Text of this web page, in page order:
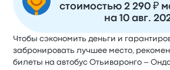
стоимостью 2 290 ₽
на 10 авг.
Чтобы сэкономить деньги и
забронировать лучшее место,
билеты на автобус Отьиваронго –